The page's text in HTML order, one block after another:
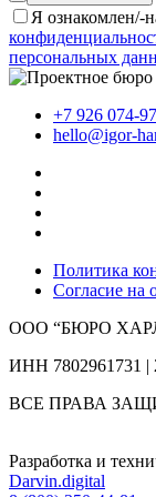
Я ознакомлен/-
персональных
+7 926 074-
hello@igor-
Политика
Согласие на
ООО “БЮРО
ИНН 7802961731 |
ВСЕ ПРАВА
Разработка и
Darvin.digital